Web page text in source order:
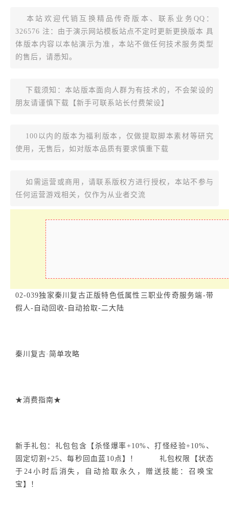
[复制版本链接]
本站欢迎代销互换精品传奇版本、联系业务QQ：
326576 注：由于演示网站模板站点不定时更新更换版本 具
体版本内容以本帖演示为准，本站不做任何技术服务类型
的售后，请悉知。
下载须知：本站版本面向人群为有技术的，不会架设的
朋友请谨慎下载【新手可联系站长付费架设】
100以内的版本为福利版本，仅做提取脚本素材等研究
使用，无售后，如对版本品质有要求慎重下载
如需运营或商用，请联系版权方进行授权，本站不参与
任何运营游戏相关，仅作为从业者交流
02-039独家秦川复古正版特色低属性三职业传奇服务端-带
假人-自动回收-自动拾取-二大陆
秦川复古·简单攻略
★消费指南★
新手礼包：礼包包含【杀怪爆率+10%、打怪经验+10%、
固定切割+25、每秒回血蓝10点】！ 礼包权限【状态
于24小时后消失，自动拾取永久，赠送技能：召唤宝
宝】！